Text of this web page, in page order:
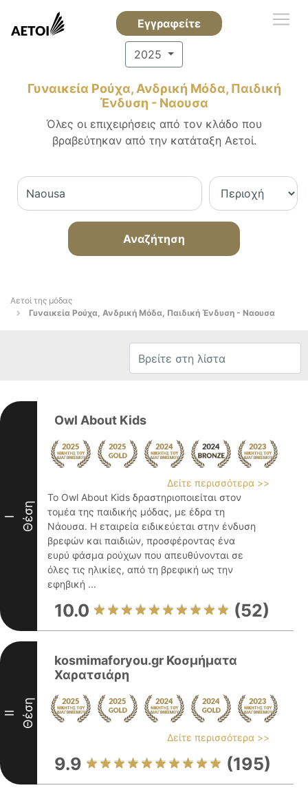
Εγγραφείτε
2025
Γυναικεία Ρούχα, Ανδρική Μόδα, Παιδική
Ένδυση - Ναουσα
Όλες οι επιχειρήσεις από τον κλάδο που
βραβεύτηκαν από την κατάταξη Αετοί.
Αναζήτηση
Αετοί της μόδας
Γυναικεία Ρούχα, Ανδρική Μόδα, Παιδική Ένδυση - Ναουσα
I Θέση
Owl About Kids
Δείτε περισσότερα >>
Το Owl About Kids δραστηριοποιείται στον
τομέα της παιδικής μόδας, με έδρα τη
Νάουσα. Η εταιρεία ειδικεύεται στην ένδυση
βρεφών και παιδιών, προσφέροντας ένα
ευρύ φάσμα ρούχων που απευθύνονται σε
όλες τις ηλικίες, από τη βρεφική ως την
εφηβική ...
10.0 (52)
II Θέση
kosmimaforyou.gr Κοσμήματα
Χαρατσιάρη
Δείτε περισσότερα >>
9.9 (195)